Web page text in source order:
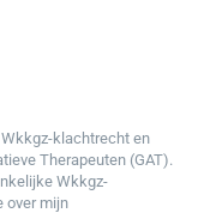
Wkkgz-klachtrecht en
Therapeuten (GAT).
Wkkgz-
over mijn